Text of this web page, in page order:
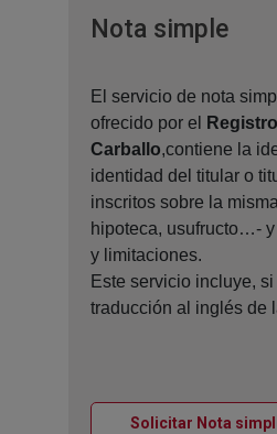
Nota simple
El servicio de nota
ofrecido por el
Carballo,contiene la
identidad del titular o
inscritos sobre la
hipoteca, usufructo…-
y limitaciones.
Este servicio incluye,
traducción al inglés de
Solicitar Nota